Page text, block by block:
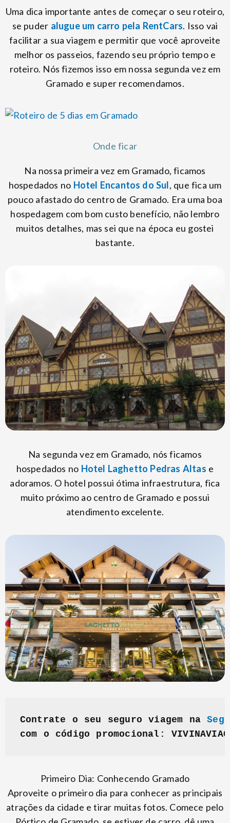
Uma dica importante antes de começar o seu roteiro,
se puder alugue um carro pela RentCars. Isso vai
facilitar a sua viagem e permitir que você aproveite
melhor os passeios, fazendo seu próprio tempo e
roteiro. Nós fizemos isso em nossa segunda vez em
Gramado e super recomendamos.
Onde ficar
Na nossa primeira vez em Gramado, ficamos
hospedados no Hotel Encantos do Sul, que fica um
pouco afastado do centro de Gramado. Era uma boa
hospedagem com bom custo benefício, não lembro
muitos detalhes, mas sei que na época eu gostei
bastante.
Na segunda vez em Gramado, nós ficamos
hospedados no Hotel Laghetto Pedras Altas e
adoramos. O hotel possui ótima infraestrutura, fica
muito próximo ao centro de Gramado e possui
atendimento excelente.
Contrate o seu seguro viagem na
com o código promocional:
Primeiro Dia: Conhecendo Gramado
Aproveite o primeiro dia para conhecer as principais
atrações da cidade e tirar muitas fotos. Comece pelo